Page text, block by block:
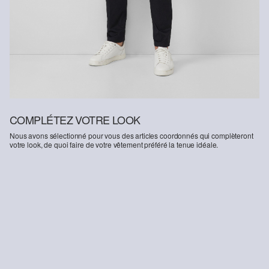
COMPLÉTEZ VOTRE LOOK
Nous avons sélectionné pour vous des articles coordonnés qui complèteront
votre look, de quoi faire de votre vêtement préféré la tenue idéale.